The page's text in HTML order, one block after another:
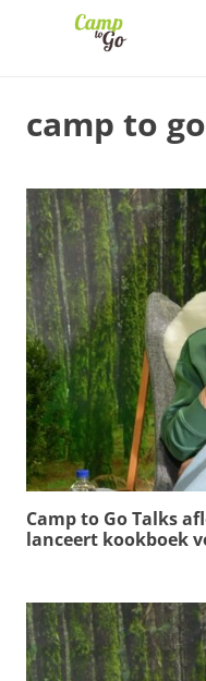
camp to
Camp to Go Talks
lanceert kookboek